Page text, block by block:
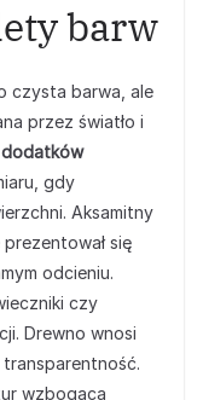
barw
czysta barwa, ale
przez światło i
gdy
Aksamitny
się
odcieniu.
czy
Drewno wnosi
transparentność.
wzbogaca